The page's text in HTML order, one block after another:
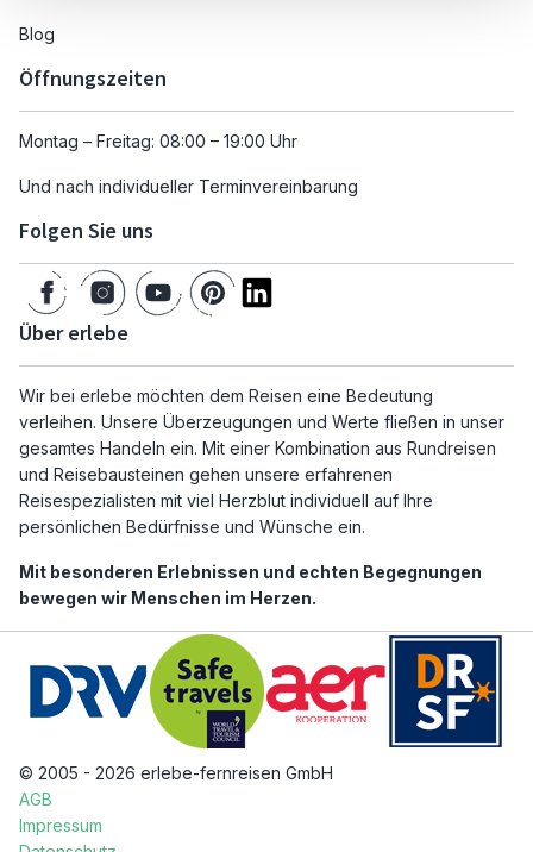
Blog
Öffnungszeiten
Montag – Freitag: 08:00 – 19:00 Uhr
Und nach individueller Terminvereinbarung
Folgen Sie uns
Über erlebe
Wir bei erlebe möchten dem Reisen eine Bedeutung
verleihen. Unsere Überzeugungen und Werte fließen in unser
gesamtes Handeln ein. Mit einer Kombination aus Rundreisen
und Reisebausteinen gehen unsere erfahrenen
Reisespezialisten mit viel Herzblut individuell auf Ihre
persönlichen Bedürfnisse und Wünsche ein.
Mit besonderen Erlebnissen und echten Begegnungen
bewegen wir Menschen im Herzen.
© 2005 - 2026 erlebe-fernreisen GmbH
AGB
Impressum